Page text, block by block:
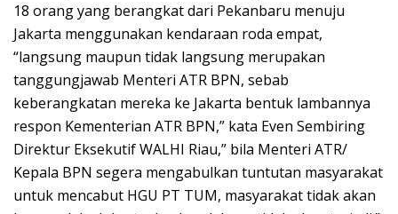
18 orang yang berangkat dari Pekanbaru menuju
Jakarta menggunakan kendaraan roda empat,
“langsung maupun tidak langsung merupakan
tanggungjawab Menteri ATR BPN, sebab
keberangkatan mereka ke Jakarta bentuk lambannya
respon Kementerian ATR BPN,” kata Even Sembiring
Direktur Eksekutif WALHI Riau,” bila Menteri ATR/
Kepala BPN segera mengabulkan tuntutan masyarakat
untuk mencabut HGU PT TUM, masyarakat tidak akan